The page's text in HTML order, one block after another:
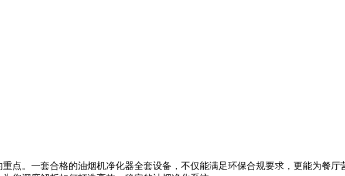
点。一套合格的油烟机净化器全套设备，不仅能满足环保合规要求，更能为餐